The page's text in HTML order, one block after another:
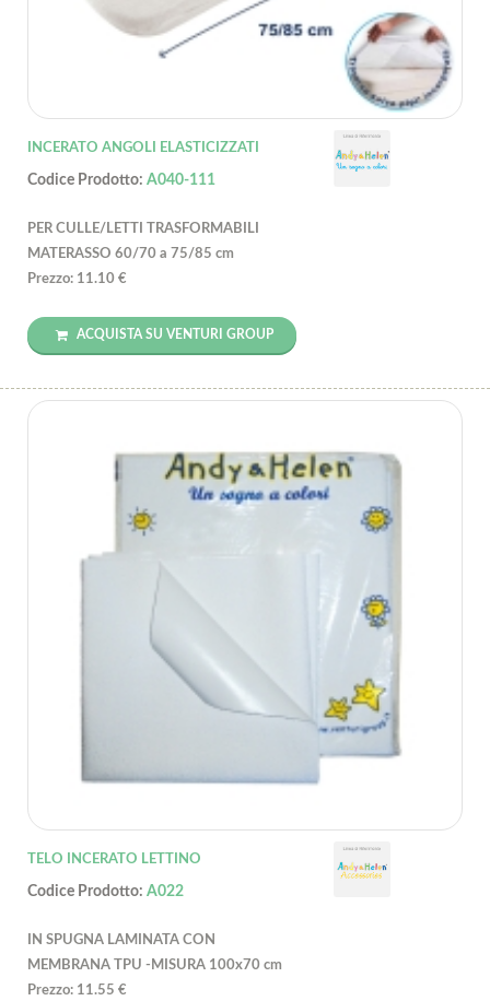
INCERATO ANGOLI ELASTICIZZATI
Codice Prodotto: A040-111
PER CULLE/LETTI TRASFORMABILI
MATERASSO 60/70 a 75/85 cm
Prezzo: 11.10 €
ACQUISTA SU VENTURI GROUP
TELO INCERATO LETTINO
Codice Prodotto: A022
IN SPUGNA LAMINATA CON
MEMBRANA TPU -MISURA 100x70 cm
Prezzo: 11.55 €